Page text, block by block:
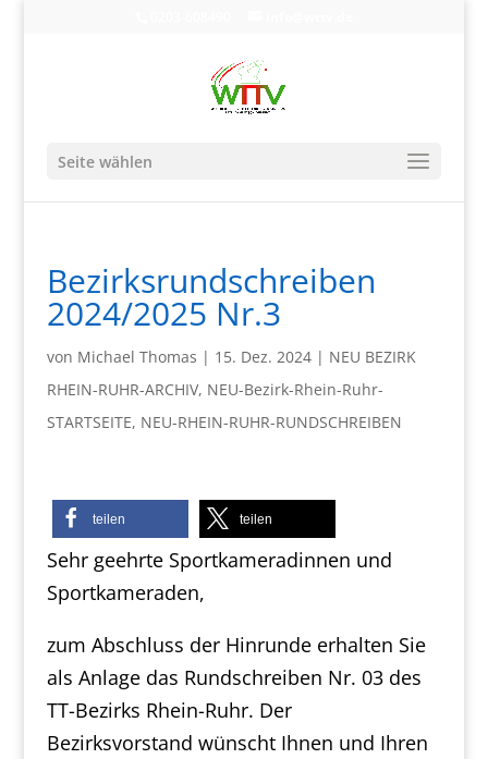
Seite wählen
Bezirksrundschreiben
2024/2025 Nr.3
von Michael Thomas | 15. Dez. 2024| NEU BEZIRK
RHEIN-RUHR-ARCHIV, NEU-Bezirk-Rhein-Ruhr-
STARTSEITE, NEU-RHEIN-RUHR-RUNDSCHREIBEN
teilen teilen
Sehr geehrte Sportkameradinnen und
Sportkameraden,
zum Abschluss der Hinrunde erhalten Sie
als Anlage das Rundschreiben Nr. 03 des
TT-Bezirks Rhein-Ruhr. Der
Bezirksvorstand wünscht Ihnen und Ihren